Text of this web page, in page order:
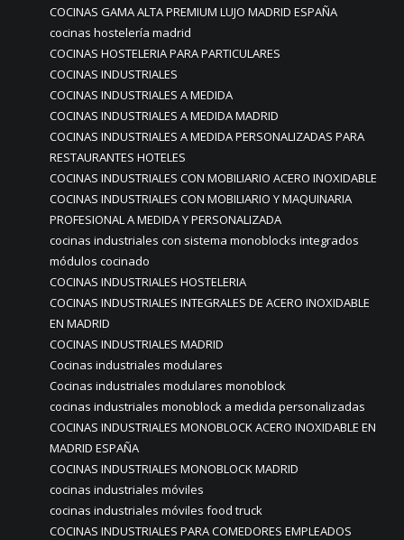
COCINAS GAMA ALTA PREMIUM LUJO MADRID ESPAÑA
cocinas hostelería madrid
COCINAS HOSTELERIA PARA PARTICULARES
COCINAS INDUSTRIALES
COCINAS INDUSTRIALES A MEDIDA
COCINAS INDUSTRIALES A MEDIDA MADRID
COCINAS INDUSTRIALES A MEDIDA PERSONALIZADAS PARA
RESTAURANTES HOTELES
COCINAS INDUSTRIALES CON MOBILIARIO ACERO INOXIDABLE
COCINAS INDUSTRIALES CON MOBILIARIO Y MAQUINARIA
PROFESIONAL A MEDIDA Y PERSONALIZADA
cocinas industriales con sistema monoblocks integrados
módulos cocinado
COCINAS INDUSTRIALES HOSTELERIA
COCINAS INDUSTRIALES INTEGRALES DE ACERO INOXIDABLE
EN MADRID
COCINAS INDUSTRIALES MADRID
Cocinas industriales modulares
Cocinas industriales modulares monoblock
cocinas industriales monoblock a medida personalizadas
COCINAS INDUSTRIALES MONOBLOCK ACERO INOXIDABLE EN
MADRID ESPAÑA
COCINAS INDUSTRIALES MONOBLOCK MADRID
cocinas industriales móviles
cocinas industriales móviles food truck
COCINAS INDUSTRIALES PARA COMEDORES EMPLEADOS